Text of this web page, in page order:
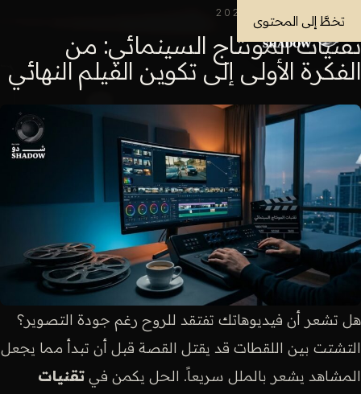
تخطَّ إلى المحتوى
المدونة
تقنيات المونتاج السينمائي: من
الفكرة الأولى إلى تكوين الفيلم النهائي
هل تشعر أن فيديوهاتك تفتقد للروح رغم جودة التصوير؟
التشتت بين اللقطات قد يقتل القصة قبل أن تبدأ مما يجعل
المشاهد يشعر بالملل سريعاً. الحل يكمن في تقنيات